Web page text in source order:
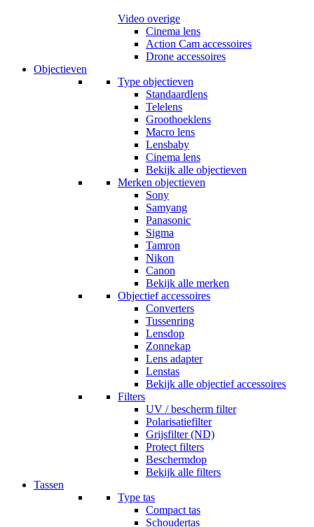
Video overige
Cinema lens
Action Cam accessoires
Drone accessoires
Objectieven
Type objectieven
Standaardlens
Telelens
Groothoeklens
Macro lens
Lensbaby
Cinema lens
Bekijk alle objectieven
Merken objectieven
Sony
Samyang
Panasonic
Sigma
Tamron
Nikon
Canon
Bekijk alle merken
Objectief accessoires
Converters
Tussenring
Lensdop
Zonnekap
Lens adapter
Lenstas
Bekijk alle objectief accessoires
Filters
UV / bescherm filter
Polarisatiefilter
Grijsfilter (ND)
Protect filters
Beschermdop
Bekijk alle filters
Tassen
Type tas
Compact tas
Schoudertas